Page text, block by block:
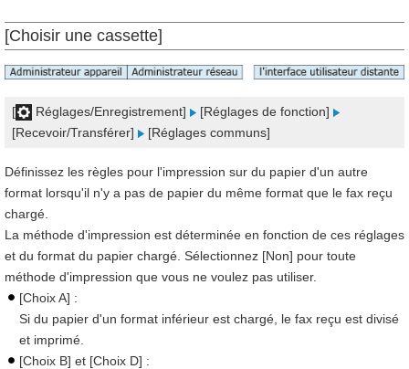
[Choisir une cassette]
[ Réglages/Enregistrement]
[Réglages de fonction]
[Recevoir/Transférer]
[Réglages communs]
Définissez les règles pour l'impression sur du papier d'un autre
format lorsqu'il n'y a pas de papier du même format que le fax reçu
chargé.
La méthode d'impression est déterminée en fonction de ces réglages
et du format du papier chargé. Sélectionnez [Non] pour toute
méthode d'impression que vous ne voulez pas utiliser.
[Choix A] :
Si du papier d'un format inférieur est chargé, le fax reçu est divisé
et imprimé.
[Choix B] et [Choix D] :